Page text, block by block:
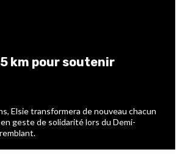
km pour soutenir
Elsie transformera de nouveau chacun
geste de solidarité lors du Demi-